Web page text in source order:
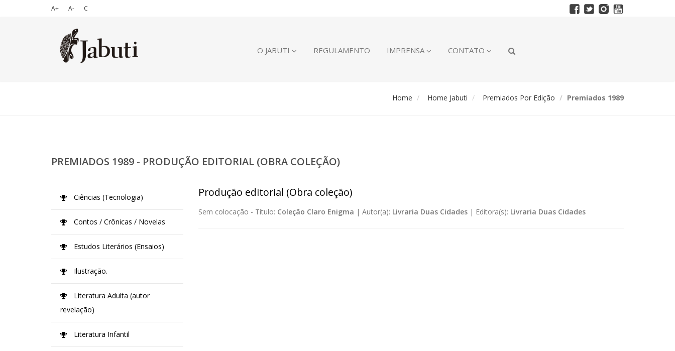
A+ A- C
O JABUTI REGULAMENTO IMPRENSA CONTATO
Home Home Jabuti Premiados Por Edição Premiados 1989
PREMIADOS 1989 - PRODUÇÃO EDITORIAL (OBRA COLEÇÃO)
Produção editorial (Obra coleção)
Sem colocação - Título: Coleção Claro Enigma | Autor(a): Livraria Duas Cidades| Editora(s): Livraria Duas Cidades
Ciências (Tecnologia)
Contos / Crônicas / Novelas
Estudos Literários (Ensaios)
Ilustração.
Literatura Adulta (autor
revelação)
Literatura Infantil